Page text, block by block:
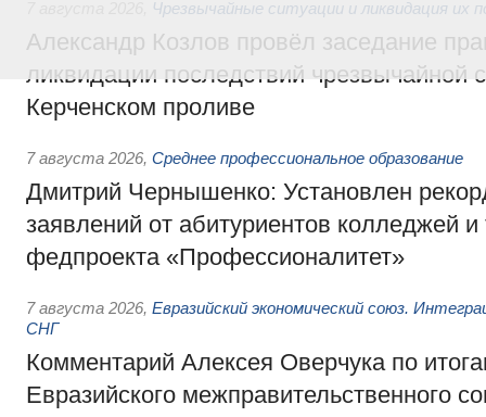
Чрезвычайные ситуации и ликвидация их
Александр Козлов провёл заседание
ликвидации последствий чрезвычайной
Керченском проливе
7 августа 2026, Среднее профессиональное образование
Дмитрий Чернышенко: Установлен
заявлений от абитуриентов колледжей и
федпроекта «Профессионалитет»
7 августа 2026, Евразийский экономический союз.
СНГ
Комментарий Алексея Оверчука по
Евразийского межправительственного